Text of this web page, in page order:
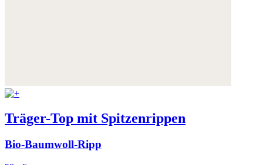
Träger-Top mit Spitzenrippen
Bio-Baumwoll-Ripp